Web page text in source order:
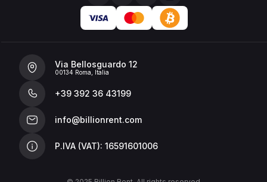
Via Bellosguardo 12
00134 Roma, Italia
+39 392 36 43199
info@billionrent.com
P.IVA (VAT): 16591601006